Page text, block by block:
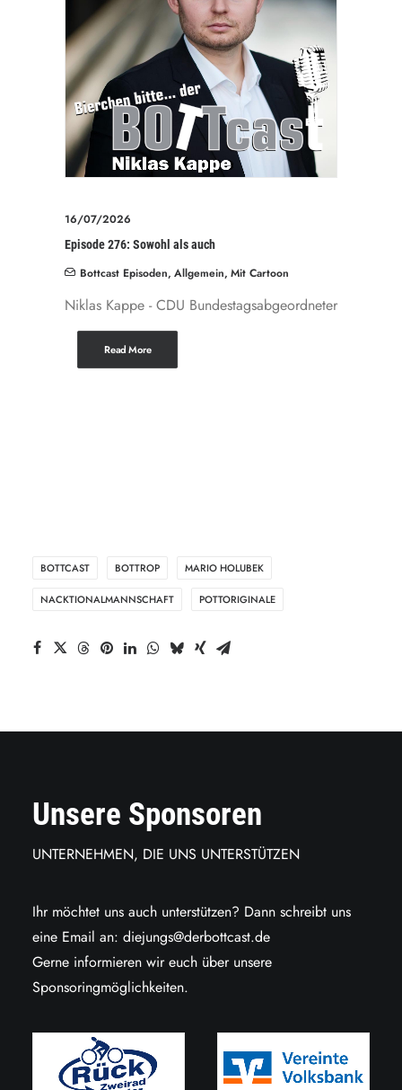
16/07/2026
Episode 276: Sowohl als auch
Bottcast Episoden, Allgemein, Mit Cartoon
Niklas Kappe - CDU Bundestagsabgeordneter
Read More
BOTTCAST BOTTROP MARIO HOLUBEK
NACKTIONALMANNSCHAFT POTTORIGINALE
Unsere Sponsoren
UNTERNEHMEN, DIE UNS UNTERSTÜTZEN
Ihr möchtet uns auch unterstützen? Dann schreibt uns
eine Email an: diejungs@derbottcast.de
Gerne informieren wir euch über unsere
Sponsoringmöglichkeiten.